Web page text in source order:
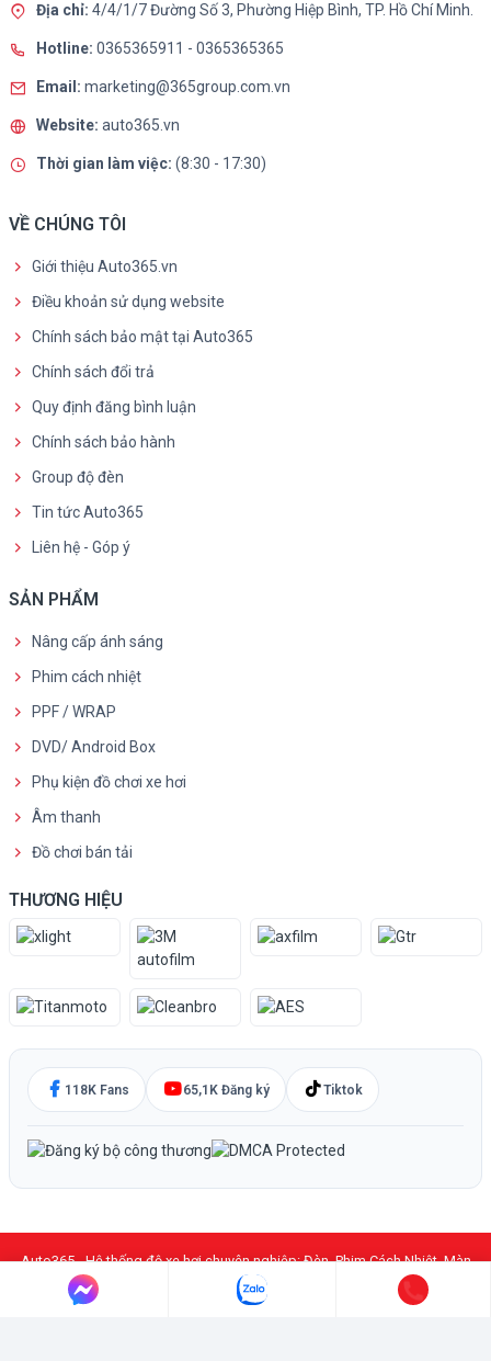
Địa chỉ: 4/4/1/7 Đường Số 3, Phường Hiệp Bình, TP. Hồ Chí Minh.
Hotline: 0365365911 - 0365365365
Email: marketing@365group.com.vn
Website: auto365.vn
Thời gian làm việc: (8:30 - 17:30)
VỀ CHÚNG TÔI
Giới thiệu Auto365.vn
Điều khoản sử dụng website
Chính sách bảo mật tại Auto365
Chính sách đổi trả
Quy định đăng bình luận
Chính sách bảo hành
Group độ đèn
Tin tức Auto365
Liên hệ - Góp ý
SẢN PHẨM
Nâng cấp ánh sáng
Phim cách nhiệt
PPF / WRAP
DVD/ Android Box
Phụ kiện đồ chơi xe hơi
Âm thanh
Đồ chơi bán tải
THƯƠNG HIỆU
118K Fans 65,1K Đăng ký Tiktok
Auto365 - Hệ thống độ xe hơi chuyên nghiệp: Đèn, Phim Cách Nhiệt, Màn
Hình DVD Android, PPF